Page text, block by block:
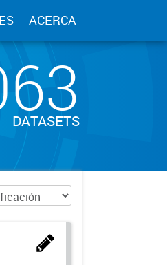
ACERCA
DATASETS